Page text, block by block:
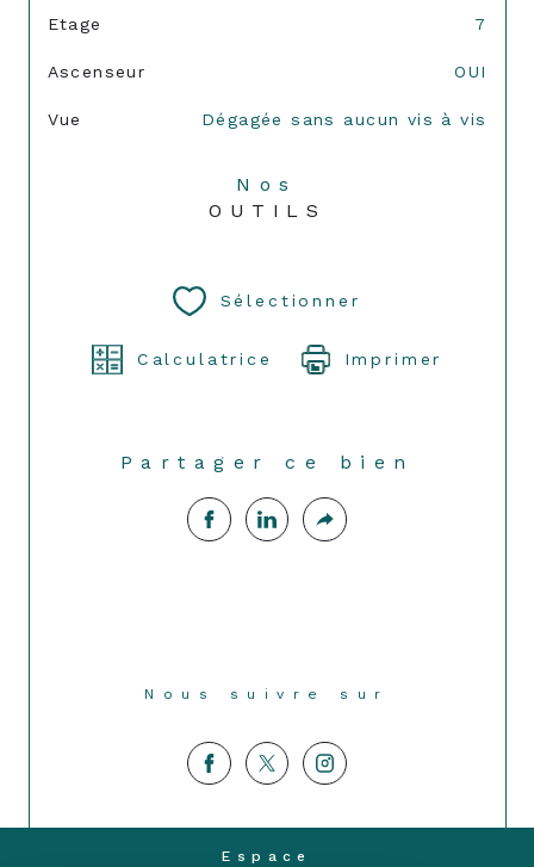
Etage 7
Ascenseur OUI
Vue Dégagée sans aucun vis à vis
Nos
OUTILS
Sélectionner
Calculatrice Imprimer
Partager ce bien
Nous suivre sur
Espace